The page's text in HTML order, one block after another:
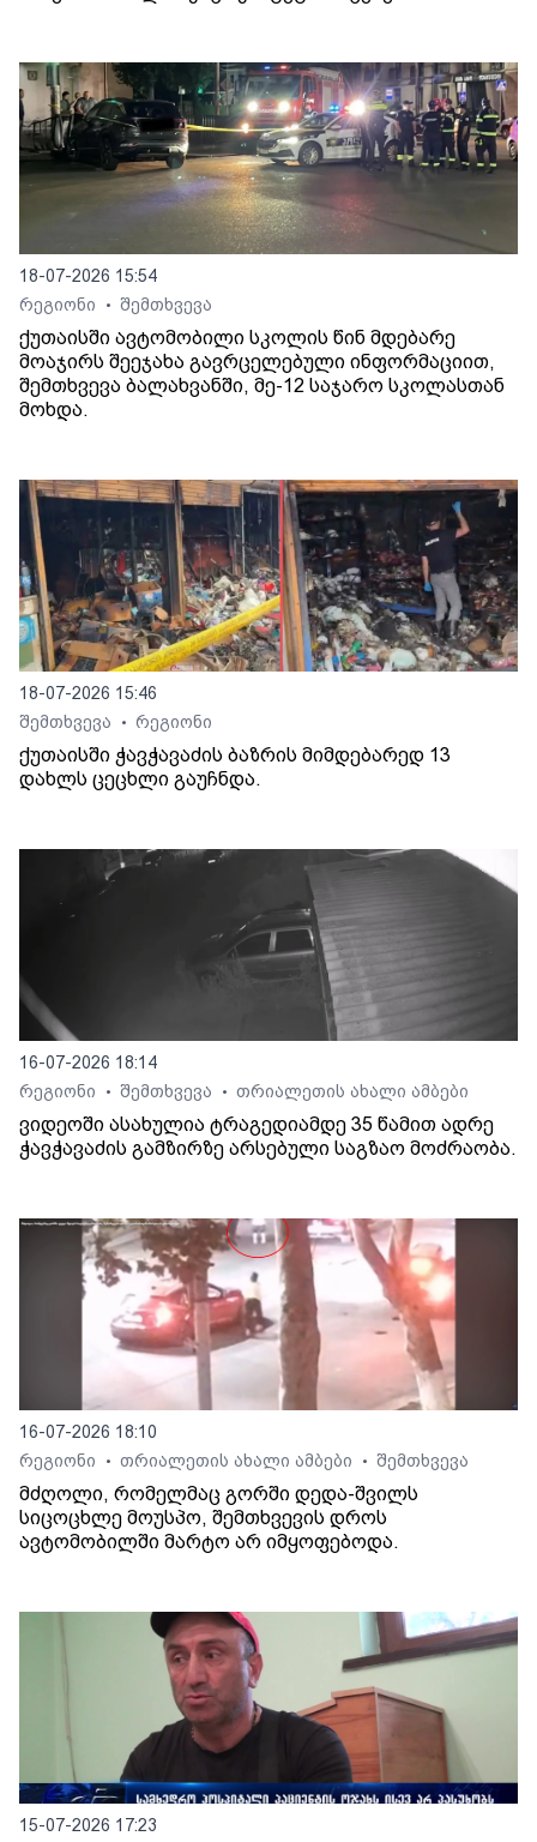
18-07-2026 15:54
რეგიონი
• შემთხვევა
ქუთაისში ავტომობილი სკოლის წინ მდებარე
მოაჯირს შეეჯახა გავრცელებული ინფორმაციით,
შემთხვევა ბალახვანში, მე-12 საჯარო სკოლასთან
მოხდა.
18-07-2026 15:46
შემთხვევა
• რეგიონი
ქუთაისში ჭავჭავაძის ბაზრის მიმდებარედ 13
დახლს ცეცხლი გაუჩნდა.
16-07-2026 18:14
რეგიონი
• შემთხვევა • თრიალეთის ახალი ამბები
ვიდეოში ასახულია ტრაგედიამდე 35 წამით ადრე
ჭავჭავაძის გამზირზე არსებული საგზაო მოძრაობა.
16-07-2026 18:10
რეგიონი
• თრიალეთის ახალი ამბები • შემთხვევა
მძღოლი, რომელმაც გორში დედა-შვილს
სიცოცხლე მოუსპო, შემთხვევის დროს
ავტომობილში მარტო არ იმყოფებოდა.
15-07-2026 17:23